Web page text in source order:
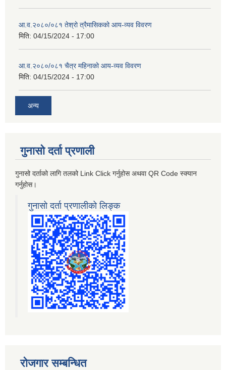
आ.व.२०८०/०८१ तेश्रो त्रैमासिकको आय-व्यव विवरण
मिति: 04/15/2024 - 17:00
आ.व.२०८०/०८१ चैत्र महिनाको आय-व्यव विवरण
मिति: 04/15/2024 - 17:00
अन्य
गुनासो दर्ता प्रणाली
गुनासो दर्ताको लागि तलको Link Click गर्नुहोस अथवा QR Code स्क्यान
गर्नुहोस।
गुनासो दर्ता प्रणालीको लिङ्क
रोजगार सम्बन्धित